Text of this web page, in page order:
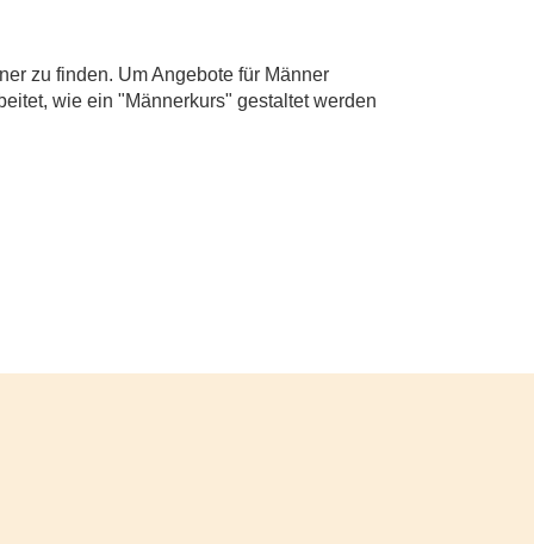
zu finden. Um Angebote für Männer
wie ein "Männerkurs" gestaltet werden